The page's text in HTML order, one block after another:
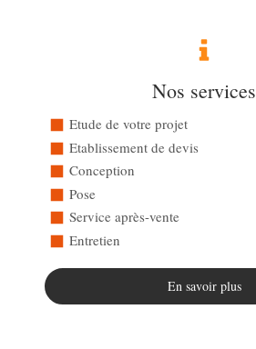
Nos services
Etude de votre projet
Etablissement de devis
Conception
Pose
Service après-vente
Entretien
En savoir plus